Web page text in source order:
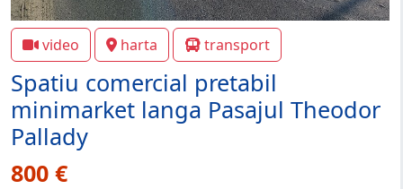
video harta transport
Spatiu comercial pretabil
minimarket langa Pasajul Theodor
Pallady
800 €